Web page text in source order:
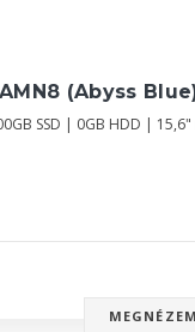
(Abyss
SSD | 0GB HDD |
MEGNÉZEM